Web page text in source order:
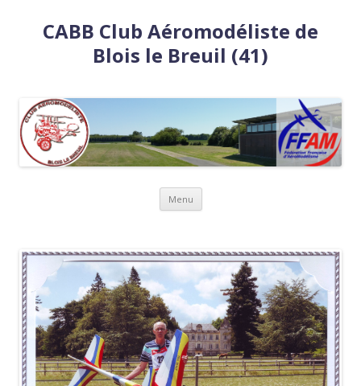
CABB Club Aéromodéliste de
Blois le Breuil (41)
Menu Aller